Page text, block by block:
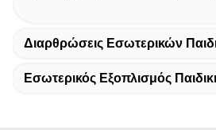
Διαρθρώσεις Εσωτερικών
Εσωτερικός Εξοπλισμός